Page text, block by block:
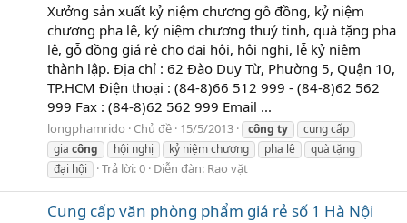
Xưởng sản xuất kỷ niệm chương gỗ đồng, kỷ niệm
chương pha lê, kỷ niệm chương thuỷ tinh, quà tặng pha
lê, gỗ đồng giá rẻ cho đại hội, hội nghị, lễ kỷ niệm
thành lập. Địa chỉ : 62 Đào Duy Từ, Phường 5, Quận 10,
TP.HCM Điện thoại : (84-8)66 512 999 - (84-8)62 562
999 Fax : (84-8)62 562 999 Email ...
longphamrido Chủ đề 15/5/2013 công ty
cung cấp
gia công hội nghị kỷ niệm chương pha lê
quà tặng
đại hội
Trả lời: 0 Diễn đàn: Rao vặt
Cung cấp văn phòng phẩm giá rẻ số 1 Hà Nội